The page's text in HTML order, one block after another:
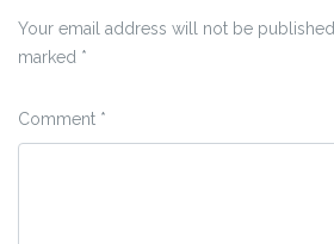
Your email address will not be published.
marked *
Comment *